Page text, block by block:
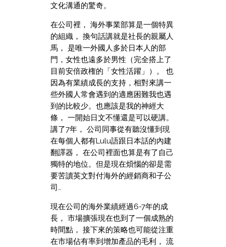
文化溝通的驚奇。
在公司裡， 海外事業部算是一個特異
的組織， 換句話講就是社長的親屬人
馬， 是唯一外國人多於日本人的部
門，女性也遠多於男性（完全搭上了
目前安倍政権的「女性活躍」）。 也
因為有業績成長的支持，相對來講一
些外國人常會遇到的適應困難我也遇
到的比較少。也應該是我的神經大
條， 一開始日文不懂還是可以硬講。
講了7年， 公司同事從有聽沒懂到現
在每個人都有Lulu語跟日本話的內建
翻譯器， 在公司裡面也算是有了自己
獨特的地位。但是現在煩惱的卻是需
要苦讀英文對付海外的經銷商和子公
司…
現在公司的海外業績經過6-7年的成
長， 市場擴張現在也到了一個成熟的
時間點， 接下來的策略也可能從注重
在市場佔有率到增加產品的毛利， 流